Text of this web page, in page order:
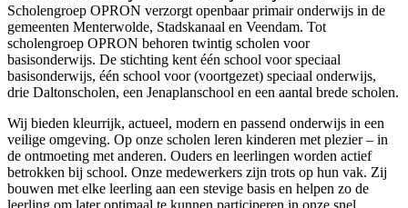
Scholengroep OPRON verzorgt openbaar primair onderwijs in de
gemeenten Menterwolde, Stadskanaal en Veendam. Tot
scholengroep OPRON behoren twintig scholen voor
basisonderwijs. De stichting kent één school voor speciaal
basisonderwijs, één school voor (voortgezet) speciaal onderwijs,
drie Daltonscholen, een Jenaplanschool en een aantal brede scholen.
Wij bieden kleurrijk, actueel, modern en passend onderwijs in een
veilige omgeving. Op onze scholen leren kinderen met plezier – in
de ontmoeting met anderen. Ouders en leerlingen worden actief
betrokken bij school. Onze medewerkers zijn trots op hun vak. Zij
bouwen met elke leerling aan een stevige basis en helpen zo de
leerling om later optimaal te kunnen participeren in onze snel